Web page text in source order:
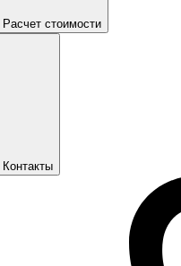
Расчет стоимости
Контакты